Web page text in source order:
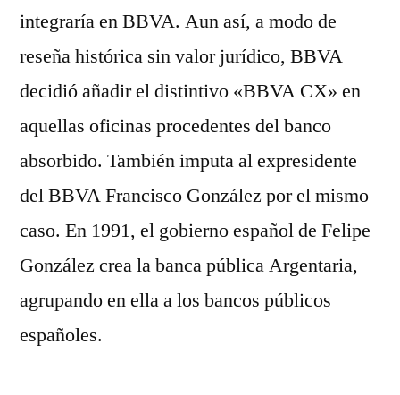
integraría en BBVA. Aun así, a modo de
reseña histórica sin valor jurídico, BBVA
decidió añadir el distintivo «BBVA CX» en
aquellas oficinas procedentes del banco
absorbido. También imputa al expresidente
del BBVA Francisco González por el mismo
caso. En 1991, el gobierno español de Felipe
González crea la banca pública Argentaria,
agrupando en ella a los bancos públicos
españoles.